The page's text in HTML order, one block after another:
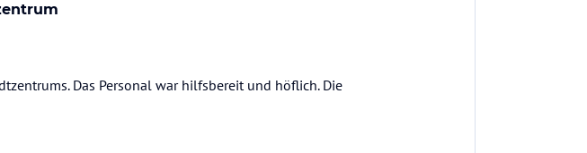
Das Personal war hilfsbereit und höflich. Die